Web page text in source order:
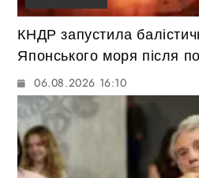
КНДР запустила
Японського моря після
06.08.2026 16:10